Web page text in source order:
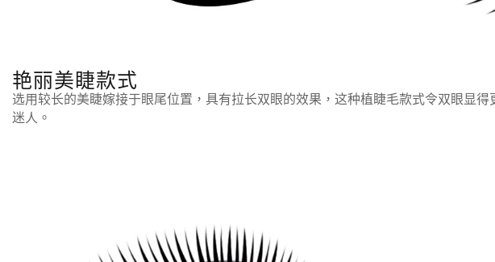
艳丽美睫款式
选用较长的美睫嫁接于眼尾位置，具有拉长双眼的效果，这种植睫毛款式令双眼显得
迷人。